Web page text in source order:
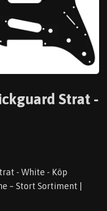
Strat -
- White - Köp
– Stort Sortiment |